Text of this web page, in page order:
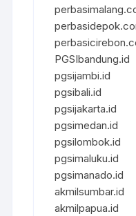
PGSIbandung.id
pgsijambi.id
pgsibali.id
pgsijakarta.id
pgsimedan.id
pgsilombok.id
pgsimaluku.id
pgsimanado.id
akmilsumbar.id
akmilpapua.id